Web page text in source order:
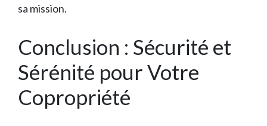
sa mission.
Conclusion : Sécurité et
Sérénité pour Votre
Copropriété